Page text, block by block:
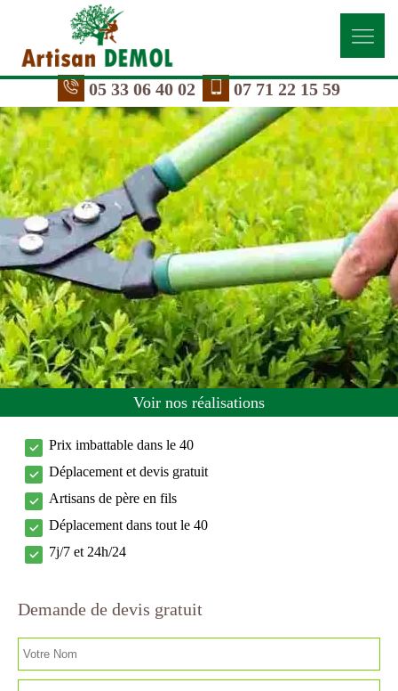
05 33 06 40 02 07 71 22 15 59
Voir nos réalisations
Prix imbattable dans le 40
Déplacement et devis gratuit
Artisans de père en fils
Déplacement dans tout le 40
7j/7 et 24h/24
Demande de devis gratuit